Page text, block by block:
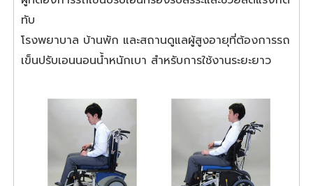
ทับ
โรงพยาบาล บ้านพัก และสถานดูแลผู้สูงอายุที่ต้องการรถ
เข็นปรับเอนนอนน้ำหนักเบา สำหรับการใช้งานระยะยาว